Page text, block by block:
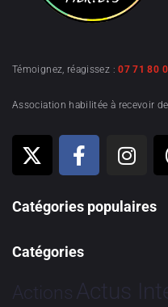
Témoignez, réagissez :07 71 80
Association habilitée à recevoir
Catégories populaires
Catégories
Actions Actus